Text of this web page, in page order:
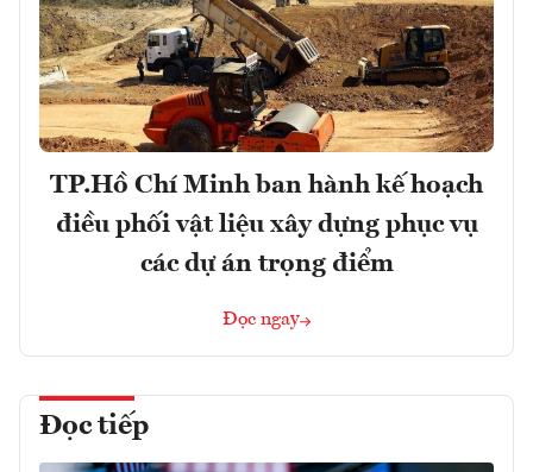
TP.Hồ Chí Minh ban hành kế hoạch
điều phối vật liệu xây dựng phục vụ
các dự án trọng điểm
Đọc ngay
Đọc tiếp